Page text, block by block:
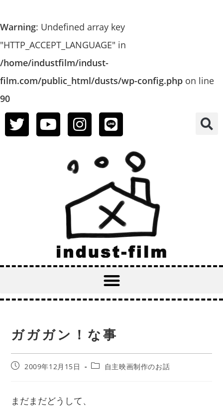
Warning: Undefined array key
"HTTP_ACCEPT_LANGUAGE" in
/home/industfilm/indust-
film.com/public_html/dusts/wp-config.php on line
90
ガガガン！な事
2009年12月15日 自主映画制作のお話
まだまだどうして、